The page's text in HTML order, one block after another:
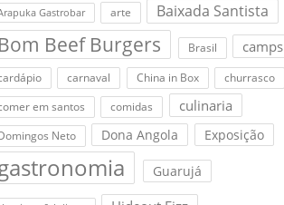
Gastrobar arte Baixada Santista
Beef Burgers Brasil camps
carnaval China in Box
churrasco
em santos
comidas culinaria
Neto Dona Angola Exposição
Guarujá